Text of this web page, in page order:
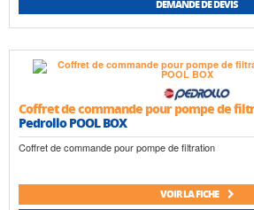
DEMANDE DE DEVIS
Coffret de commande pour pompe de
Pedrollo POOL BOX
Coffret de commande pour pompe de filtration
VOIR LA FICHE